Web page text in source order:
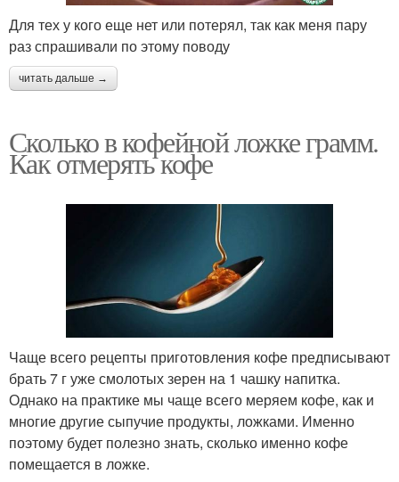
Для тех у кого еще нет или потерял, так как меня пару
раз спрашивали по этому поводу
читать дальше →
Сколько в кофейной ложке грамм.
Как отмерять кофе
Чаще всего рецепты приготовления кофе предписывают
брать 7 г уже смолотых зерен на 1 чашку напитка.
Однако на практике мы чаще всего меряем кофе, как и
многие другие сыпучие продукты, ложками. Именно
поэтому будет полезно знать, сколько именно кофе
помещается в ложке.